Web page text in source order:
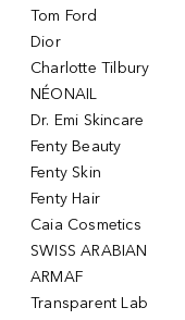
Tom Ford
Dior
Charlotte Tilbury
NÉONAIL
Dr. Emi Skincare
Fenty Beauty
Fenty Skin
Fenty Hair
Caia Cosmetics
SWISS ARABIAN
ARMAF
Transparent Lab